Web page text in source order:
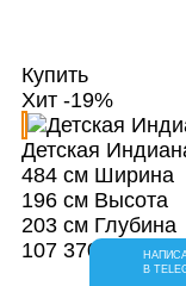
Купить
Хит -19%
Детская
484 смШирина
196 смВысота
203 смГлубина
107 370 руб. 85
В